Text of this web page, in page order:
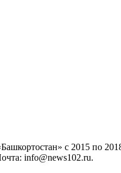
с 2015 по
info@news102.ru.